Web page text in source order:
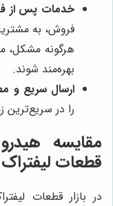
خدمات پس از
فروش، به
هرگونه مشکل،
بهره‌مند شوند.
ارسال سریع و
را در
مقایسه
قطعات لیفتراک
در بازار قطعات